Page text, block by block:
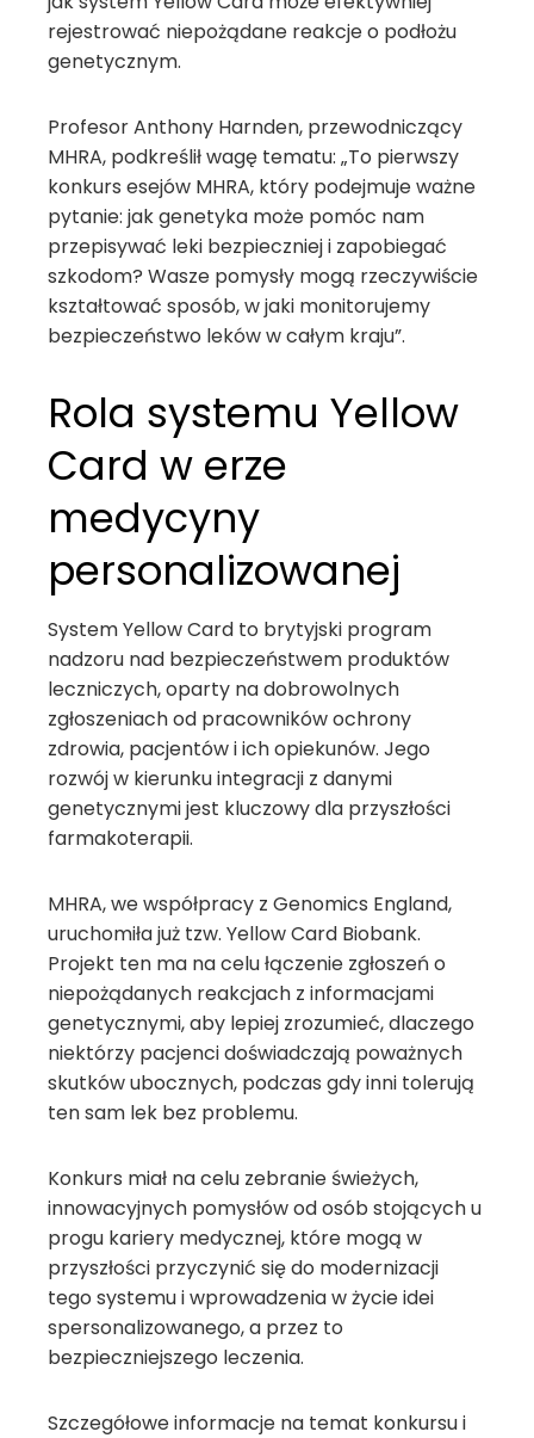
rejestrować niepożądane reakcje o podłożu
genetycznym.
Profesor Anthony Harnden, przewodniczący
MHRA, podkreślił wagę tematu: „To pierwszy
konkurs esejów MHRA, który podejmuje ważne
pytanie: jak genetyka może pomóc nam
przepisywać leki bezpieczniej i zapobiegać
szkodom? Wasze pomysły mogą rzeczywiście
kształtować sposób, w jaki monitorujemy
bezpieczeństwo leków w całym kraju”.
Rola systemu Yellow
Card w erze
medycyny
personalizowanej
System Yellow Card to brytyjski program
nadzoru nad bezpieczeństwem produktów
leczniczych, oparty na dobrowolnych
zgłoszeniach od pracowników ochrony
zdrowia, pacjentów i ich opiekunów. Jego
rozwój w kierunku integracji z danymi
genetycznymi jest kluczowy dla przyszłości
farmakoterapii.
MHRA, we współpracy z Genomics England,
uruchomiła już tzw. Yellow Card Biobank.
Projekt ten ma na celu łączenie zgłoszeń o
niepożądanych reakcjach z informacjami
genetycznymi, aby lepiej zrozumieć, dlaczego
niektórzy pacjenci doświadczają poważnych
skutków ubocznych, podczas gdy inni tolerują
ten sam lek bez problemu.
Konkurs miał na celu zebranie świeżych,
innowacyjnych pomysłów od osób stojących u
progu kariery medycznej, które mogą w
przyszłości przyczynić się do modernizacji
tego systemu i wprowadzenia w życie idei
spersonalizowanego, a przez to
bezpieczniejszego leczenia.
Szczegółowe informacje na temat konkursu i